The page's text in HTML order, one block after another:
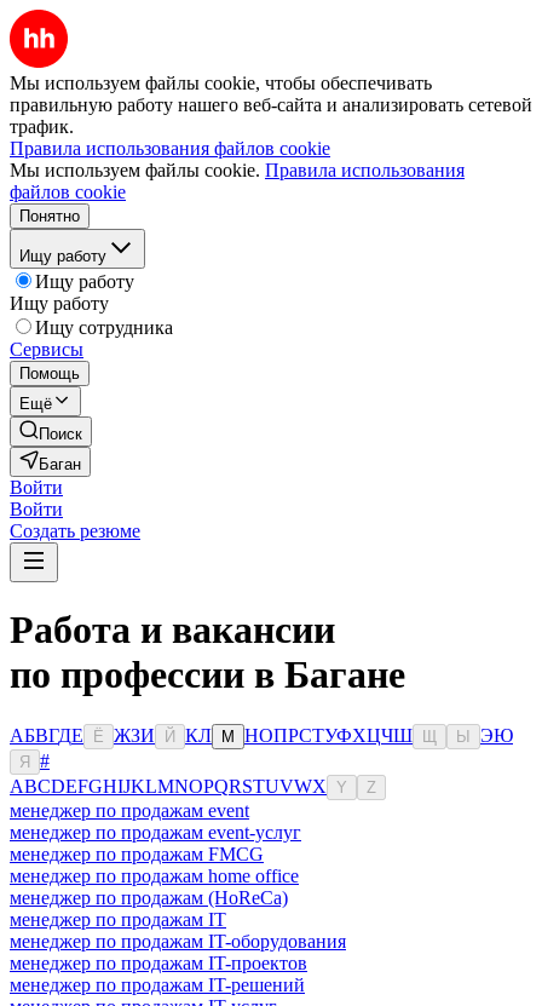
Мы используем файлы cookie, чтобы обеспечивать
правильную работу нашего веб-сайта и анализировать сетевой
трафик.
Правила использования файлов cookie
Мы используем файлы cookie. Правила использования
файлов cookie
Понятно
Ищу работу
Ищу работу
Ищу работу
Ищу сотрудника
Сервисы
Помощь
Ещё
Поиск
Баган
Войти
Войти
Создать резюме
Работа и вакансии
по профессии в Багане
АБВГДЕ Ё ЖЗИ Й КЛ М НОПРСТУФХЦЧШ Ы ЭЮ
Я
#
ABCDEFGHIJKLMNOPQRSTUVWX Y Z
менеджер по продажам event
менеджер по продажам event-услуг
менеджер по продажам FMCG
менеджер по продажам home office
менеджер по продажам (HoReCa)
менеджер по продажам IT
менеджер по продажам IT-оборудования
менеджер по продажам IT-проектов
менеджер по продажам IT-решений